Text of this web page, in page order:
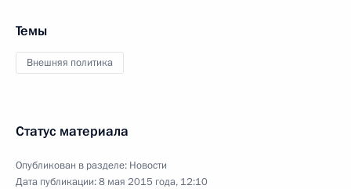
Темы
Внешняя политика
Статус материала
Опубликован в разделе: Новости
Дата публикации:8 мая 2015 года, 12:10